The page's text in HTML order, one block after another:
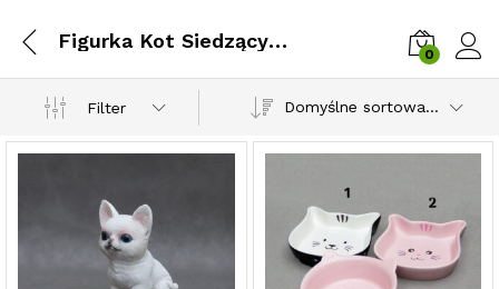
Figurka Kot Siedzący [KN-2420]
0
Filter Domyślne sortowanie